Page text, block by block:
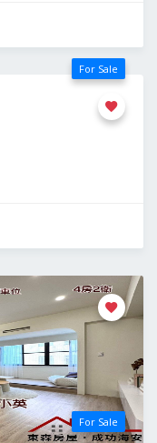
For Sale
For Sale